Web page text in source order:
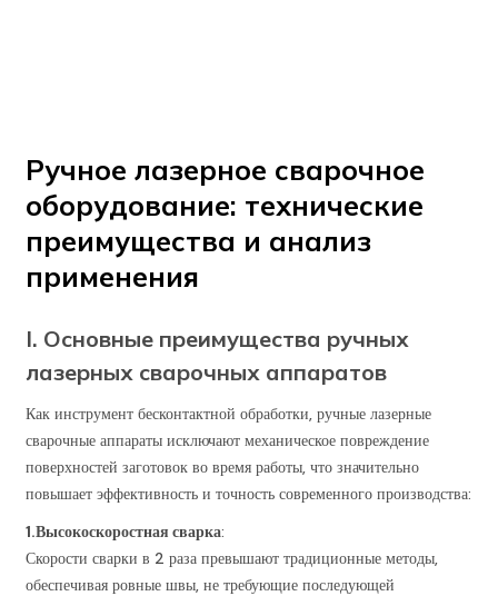
Ручное лазерное сварочное
оборудование: технические
преимущества и анализ
применения
I. Основные преимущества ручных
лазерных сварочных аппаратов
Как инструмент бесконтактной обработки, ручные лазерные
сварочные аппараты исключают механическое повреждение
поверхностей заготовок во время работы, что значительно
повышает эффективность и точность современного производства:
1.Высокоскоростная сварка:
Скорости сварки в 2 раза превышают традиционные методы,
обеспечивая ровные швы, не требующие последующей